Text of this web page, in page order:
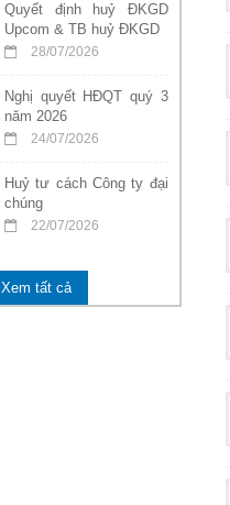
Quyết định huỷ ĐKGD
Upcom & TB huỷ ĐKGD
28/07/2026
Nghị quyết HĐQT quý 3
năm 2026
24/07/2026
Huỷ tư cách Công ty đại
chúng
22/07/2026
Xem tất cả